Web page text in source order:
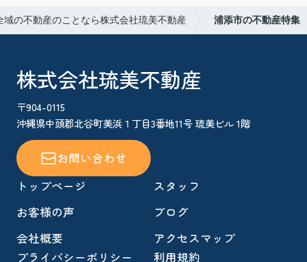
の不動産のことなら株式会社琉美不動産 浦添市の不動産特集
株式会社琉美不動産
〒904-0115
沖縄県中頭郡北谷町美浜１丁目3番地11号 琉美ビル 1階
お問い合わせ
トップページ
スタッフ
お客様の声
ブログ
会社概要
アクセスマップ
プライバシーポリシー
利用規約